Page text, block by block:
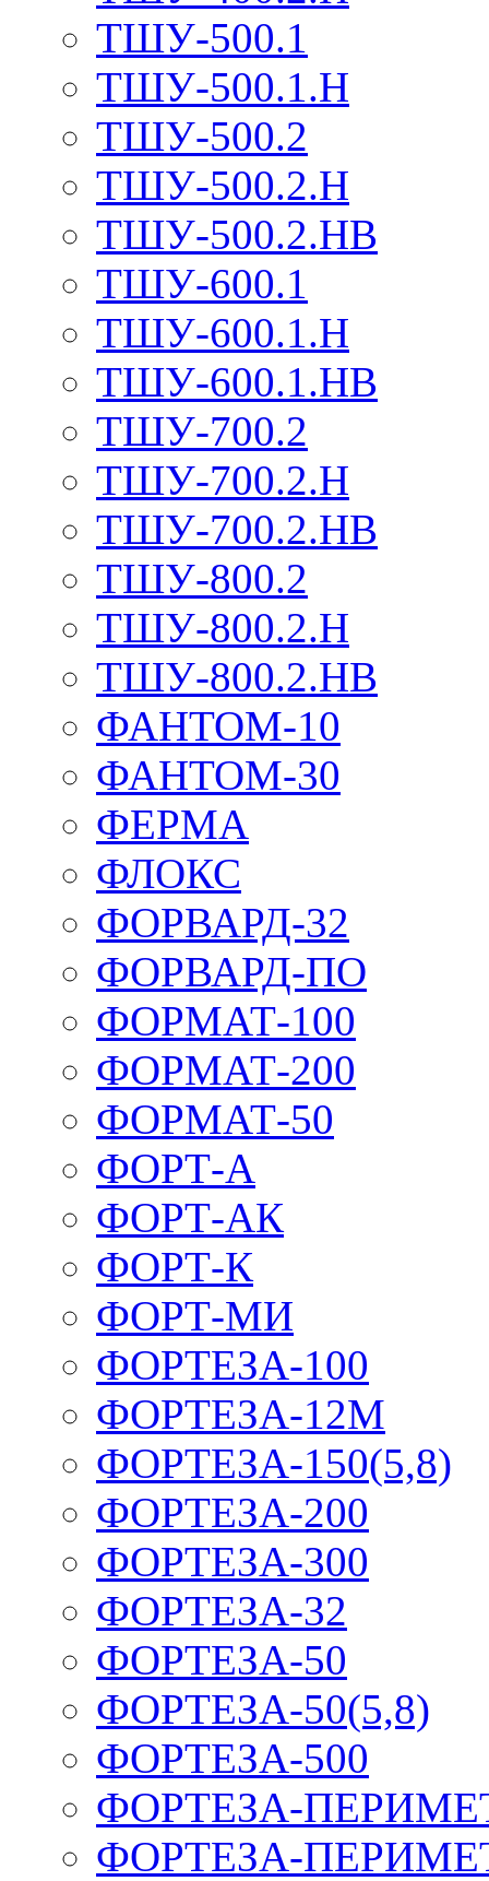
ТШУ-500.1
ТШУ-500.1.Н
ТШУ-500.2
ТШУ-500.2.Н
ТШУ-500.2.НВ
ТШУ-600.1
ТШУ-600.1.Н
ТШУ-600.1.НВ
ТШУ-700.2
ТШУ-700.2.Н
ТШУ-700.2.НВ
ТШУ-800.2
ТШУ-800.2.Н
ТШУ-800.2.НВ
ФАНТОМ-10
ФАНТОМ-30
ФЕРМА
ФЛОКС
ФОРВАРД-32
ФОРВАРД-ПО
ФОРМАТ-100
ФОРМАТ-200
ФОРМАТ-50
ФОРТ-А
ФОРТ-АК
ФОРТ-К
ФОРТ-МИ
ФОРТЕЗА-100
ФОРТЕЗА-12М
ФОРТЕЗА-150(5,8)
ФОРТЕЗА-200
ФОРТЕЗА-300
ФОРТЕЗА-32
ФОРТЕЗА-50
ФОРТЕЗА-50(5,8)
ФОРТЕЗА-500
ФОРТЕЗА-
ФОРТЕЗА-